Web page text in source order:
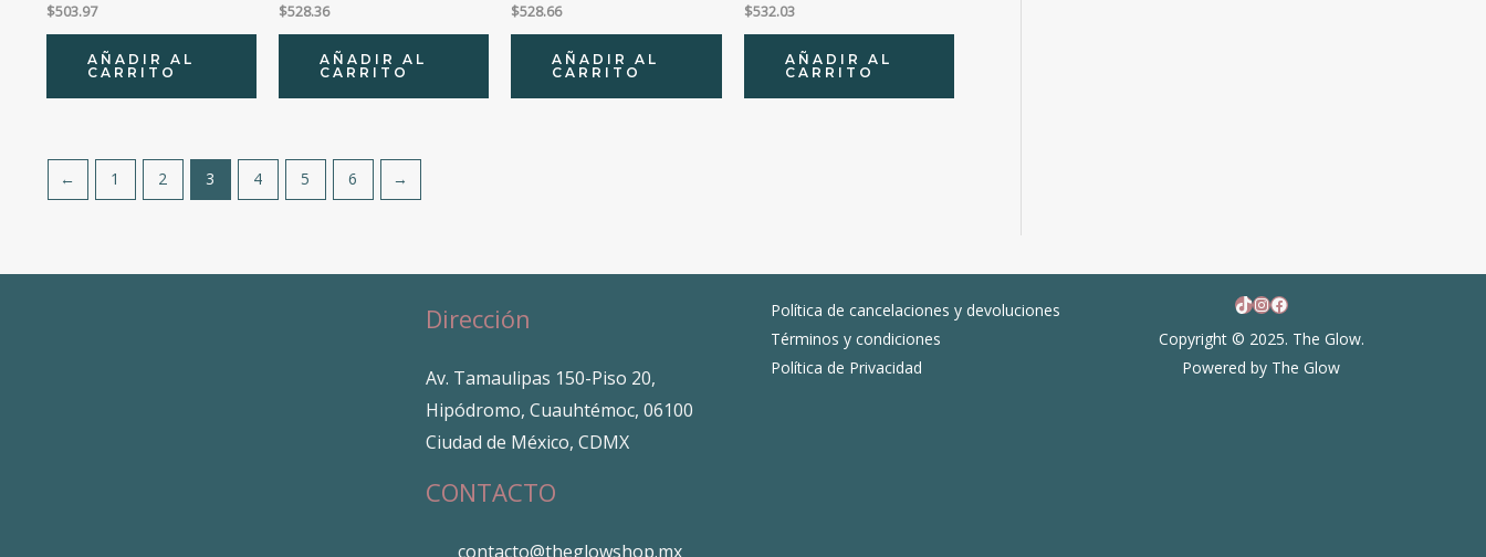
$503.97
AÑADIR AL
CARRITO
$528.36
AÑADIR AL
CARRITO
$528.66
AÑADIR AL
CARRITO
$532.03
AÑADIR AL
CARRITO
← 1 2 3 4 5 6 →
Dirección
Av. Tamaulipas 150-Piso 20,
Hipódromo, Cuauhtémoc, 06100
Ciudad de México, CDMX
CONTACTO
contacto@theglowshop.mx
Política de cancelaciones y devoluciones
Términos y condiciones
Política de Privacidad
TikTok
Instagram
Facebook
Copyright © 2025. The Glow.
Powered by The Glow